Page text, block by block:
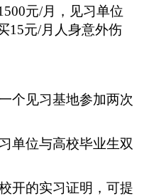
元/月，见习单位
15元/月人身意外伤
个见习基地参加两次
单位与高校毕业生双
开的实习证明，可提